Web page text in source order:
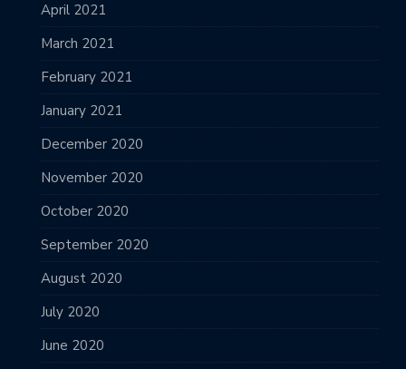
April 2021
March 2021
February 2021
January 2021
December 2020
November 2020
October 2020
September 2020
August 2020
July 2020
June 2020